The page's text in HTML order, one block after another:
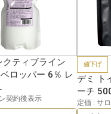
クティブライン
ロッパー 6％ レ
契約後表示
値下げ
デミ ト
ーチ
定価 : サ